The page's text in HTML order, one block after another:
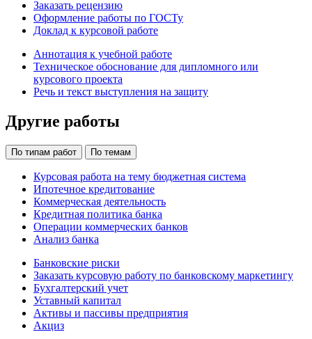
Заказать рецензию
Оформление работы по ГОСТу
Доклад к курсовой работе
Аннотация к учебной работе
Техническое обоснование для дипломного или
курсового проекта
Речь и текст выступления на защиту
Другие работы
По типам работ По темам
Курсовая работа на тему бюджетная система
Ипотечное кредитование
Коммерческая деятельность
Кредитная политика банка
Операции коммерческих банков
Анализ банка
Банковские риски
Заказать курсовую работу по банковскому маркетингу
Бухгалтерский учет
Уставный капитал
Активы и пассивы предприятия
Акциз